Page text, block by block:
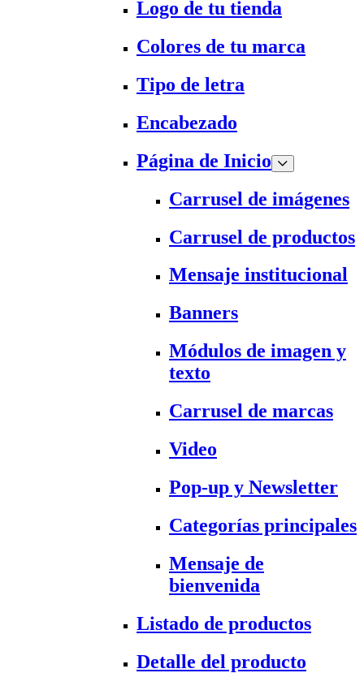
Logo de tu tienda
Colores de tu marca
Tipo de letra
Encabezado
Página de Inicio
Carrusel de imágenes
Carrusel de productos
Mensaje institucional
Banners
Módulos de imagen y
texto
Carrusel de marcas
Video
Pop-up y Newsletter
Categorías principales
Mensaje de
bienvenida
Listado de productos
Detalle del producto